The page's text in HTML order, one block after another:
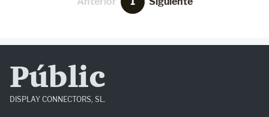
Públic
DISPLAY CONNECTORS, SL.